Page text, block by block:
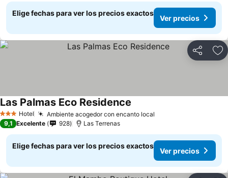
Elige fechas para ver los precios exactos
Ver precios
Compartir
3 Estrellas
Hotel Ambiente acogedor con encanto local
Las Palmas Eco Residence
9,1 Excelente 928 Las Terrenas
Elige fechas para ver los precios exactos
Ver precios